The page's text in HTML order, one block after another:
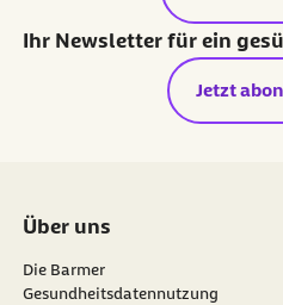
Ihr Newsletter für ein
Jetzt
Über uns
Die Barmer
Gesundheitsdatennutzung